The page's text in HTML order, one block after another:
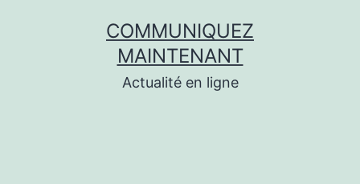
COMMUNIQUEZ
MAINTENANT
Actualité en ligne